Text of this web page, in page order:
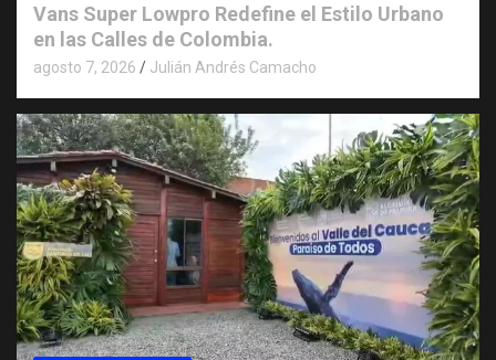
Vans Super Lowpro Redefine el Estilo Urbano
en las Calles de Colombia.
agosto 7, 2026 Julián Andrés Camacho